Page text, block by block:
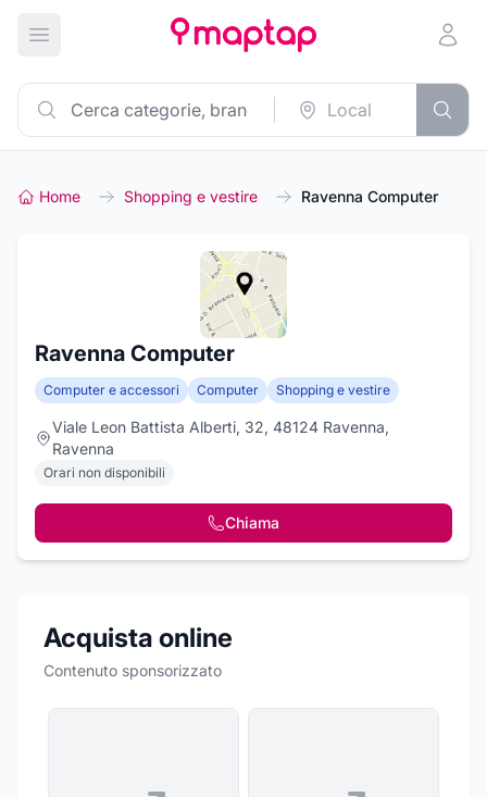
Apri menu principale
Home Shopping e vestire Ravenna Computer
Ravenna Computer
Computer e accessori Computer Shopping e vestire
Viale Leon Battista Alberti, 32, 48124 Ravenna,
Ravenna
Orari non disponibili
Chiama
Acquista online
Contenuto sponsorizzato